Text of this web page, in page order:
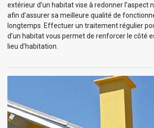
extérieur d’un habitat vise à redonner l’aspect
afin d’assurer sa meilleure qualité de
longtemps. Effectuer un traitement régulier
d’un habitat vous permet de renforcer le côté
lieu d’habitation.